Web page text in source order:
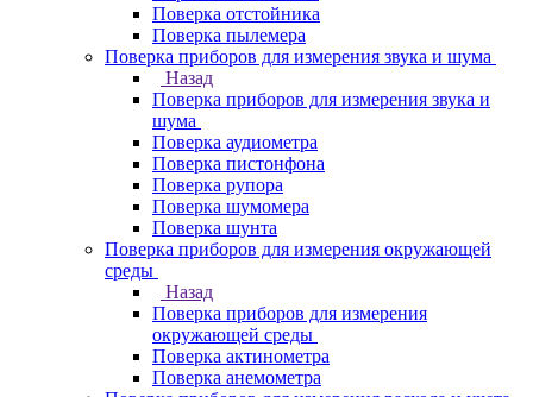
Поверка отстойника
Поверка пылемера
Поверка приборов для измерения звука и шума
Назад
Поверка приборов для измерения звука и
шума
Поверка аудиометра
Поверка пистонфона
Поверка рупора
Поверка шумомера
Поверка шунта
Поверка приборов для измерения окружающей
среды
Назад
Поверка приборов для измерения
окружающей среды
Поверка актинометра
Поверка анемометра